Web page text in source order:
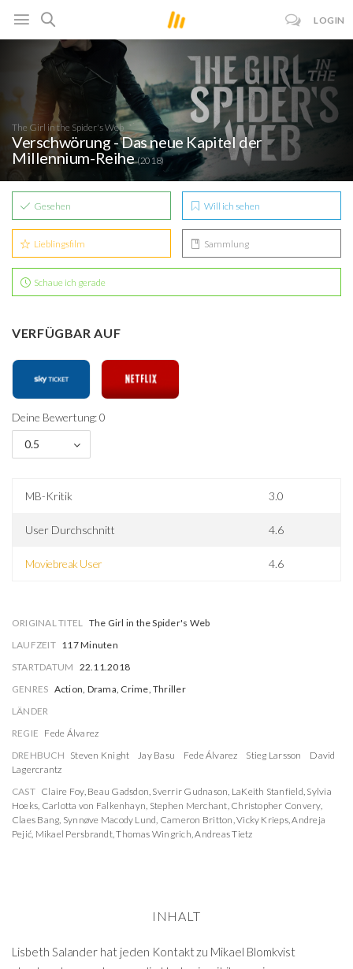
LOGIN
The Girl in the Spider's Web
Verschwörung - Das neue Kapitel der
Millennium-Reihe(2018)
Gesehen Will ich sehen
Lieblingsfilm Sammlung
Schaue ich gerade
VERFÜGBAR AUF
Deine Bewertung: 0
0.5
MB-Kritik 3.0
User Durchschnitt 4.6
Moviebreak User 4.6
ORIGINAL TITEL The Girl in the Spider's Web
LAUFZEIT 117 Minuten
STARTDATUM 22.11.2018
GENRES Action, Drama, Crime, Thriller
LÄNDER
REGIE Fede Álvarez
DREHBUCH Steven Knight Jay Basu Fede Álvarez Stieg Larsson
David
Lagercrantz
CAST Claire Foy, Beau Gadsdon, Sverrir Gudnason, LaKeith Stanfield, Sylvia
Hoeks, Carlotta von Falkenhayn, Stephen Merchant, Christopher Convery,
Claes Bang, Synnøve Macody Lund, Cameron Britton,Vicky Krieps,Andreja
Pejić, Mikael Persbrandt,Thomas Wingrich,Andreas Tietz
INHALT
Lisbeth Salander hat jeden Kontakt zu Mikael Blomkvist